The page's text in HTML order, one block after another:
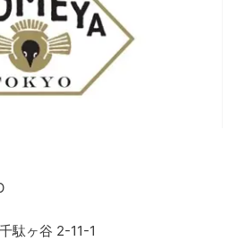
駄ヶ谷 2-11-1